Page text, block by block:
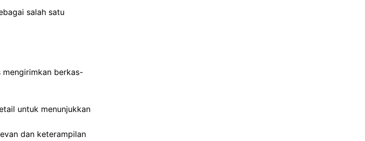
salah satu
mengirimkan berkas-
untuk menunjukkan
dan keterampilan